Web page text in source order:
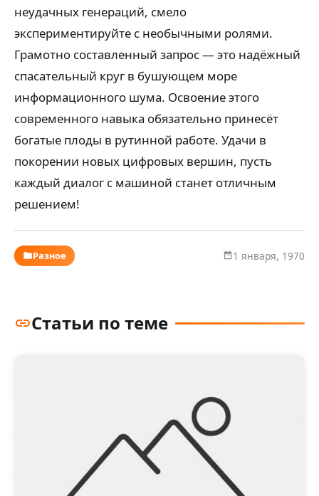
неудачных генераций, смело
экспериментируйте с необычными ролями.
Грамотно составленный запрос — это надёжный
спасательный круг в бушующем море
информационного шума. Освоение этого
современного навыка обязательно принесёт
богатые плоды в рутинной работе. Удачи в
покорении новых цифровых вершин, пусть
каждый диалог с машиной станет отличным
решением!
Разное 1 января, 1970
Статьи по теме